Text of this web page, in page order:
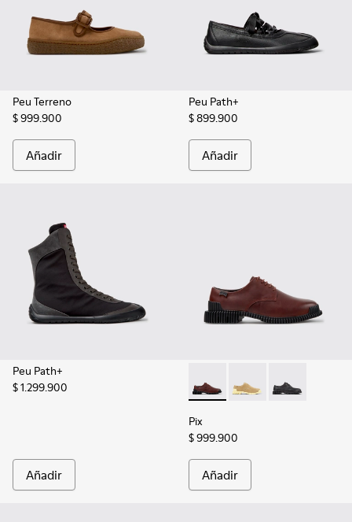
Peu Terreno
$ 999.900
Añadir
Peu Path+
$ 899.900
Añadir
Peu Path+
$ 1.299.900
Añadir
Pix - K201851-010 -
Pix - K201851-007
Pix -
Pix
$ 999.900
Añadir